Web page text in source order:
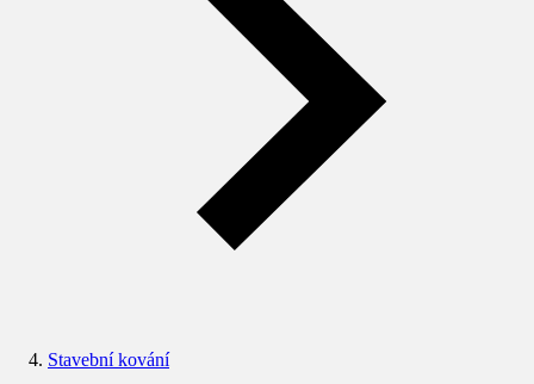
Stavební kování